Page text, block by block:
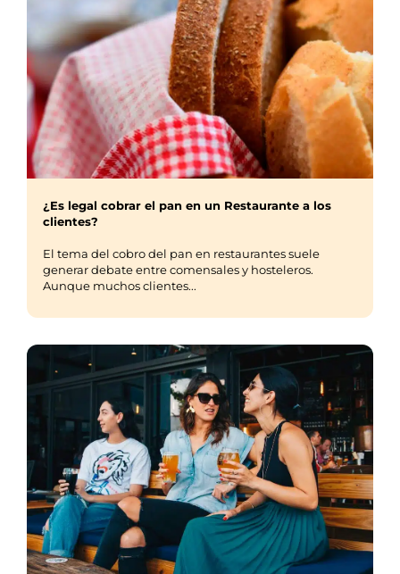
¿Es legal cobrar el pan en un Restaurante a los
clientes?
El tema del cobro del pan en restaurantes suele
generar debate entre comensales y hosteleros.
Aunque muchos clientes...